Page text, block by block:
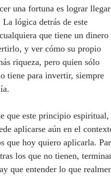
una fortuna es lograr llegar
lógica detrás de este
que tiene un dinero
y ver cómo su propio
riqueza, pero quien sólo
tiene para invertir, siempre
aplicarse aún en el
que hoy quiero aplicarla.
los que no tienen,
que entender lo que